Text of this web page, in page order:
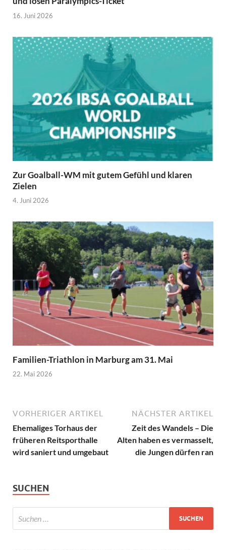
16. Juni 2026
Zur Goalball-WM mit gutem Gefühl und klaren
Zielen
4. Juni 2026
Familien-Triathlon in Marburg am 31. Mai
22. Mai 2026
VORHERIGER ARTIKEL
Ehemaliges Torhaus der
früheren Reitsporthalle
wird saniert und umgebaut
NÄCHSTER ARTIKEL
Zeit des Wandels – Die
Alten haben es vermasselt,
die Jungen dürfen ran
SUCHEN